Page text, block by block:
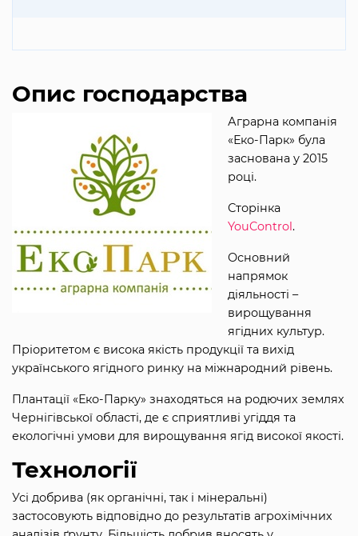
Опис господарства
Аграрна компанія
«Еко-Парк» була
заснована у 2015
році.
Сторінка
YouControl.
Основний
напрямок
діяльності –
вирощування
ягідних культур.
Пріоритетом є висока якість продукції та вихід
українського ягідного ринку на міжнародний рівень.
Плантації «Еко-Парку» знаходяться на родючих землях
Чернігівської області, де є сприятливі угіддя та
екологічні умови для вирощування ягід високої якості.
Технології
Усі добрива (як органічні, так і мінеральні)
застосовують відповідно до результатів агрохімічних